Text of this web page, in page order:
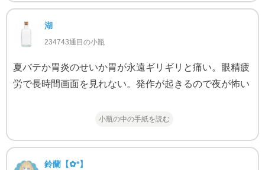
湖
234743通目の小瓶
夏バテか胃炎のせいか胃が永遠ギリギリと痛い。眼精疲
労で長時間画面を見れない。発作が起きるので夜が怖い
小瓶の中の手紙を読む
鈴蘭‬【✿*】